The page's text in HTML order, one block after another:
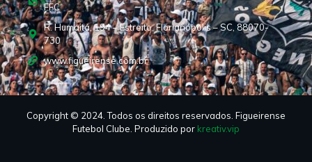
FFC
R. Humaitá, 194 – Estreito, Florianópolis – SC, 88070-
730
www.figueirense.com.br
Copyright © 2024. Todos os direitos reservados. Figueirense
Futebol Clube. Produzido por kreativ.vip